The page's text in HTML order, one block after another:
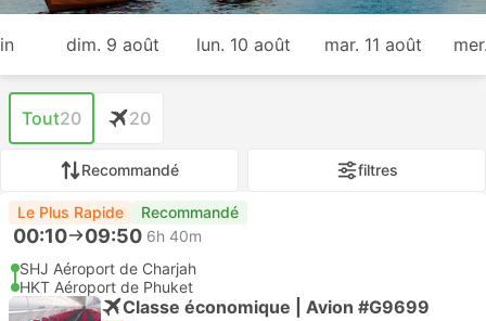
dim. 9 août lun. 10 août mar. 11 août
Tout20 20
Recommandé filtres
Le Plus Rapide Recommandé
00:10 09:50 6h 40m
SHJ Aéroport de Charjah
HKT Aéroport de Phuket
Classe économique | Avion #G9699